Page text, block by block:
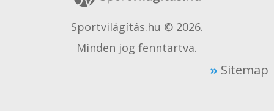
Sportvilágítás.hu © 2026.
Minden jog fenntartva.
Sitemap